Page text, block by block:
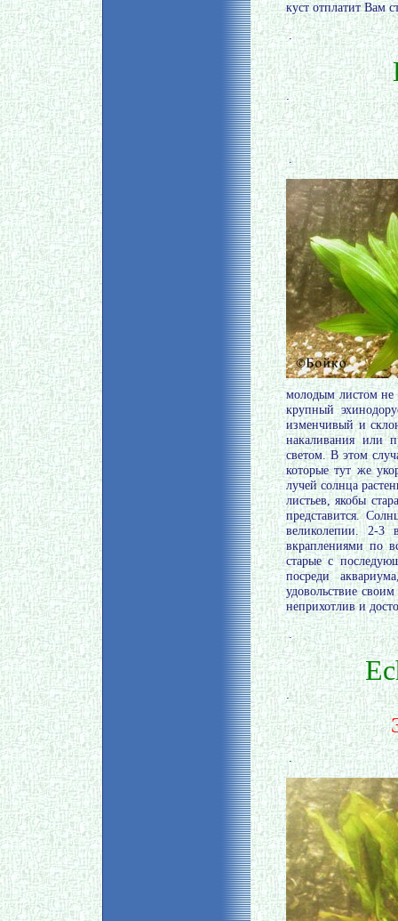
куст отплатит Вам
.
.
.
молодым листом не
крупный
изменчивый и
накаливания или
светом. В этом
которые тут же
лучей солнца
листьев, якобы
представится.
великолепии. 2-3
вкраплениями по
старые с
посреди
удовольствие
неприхотлив и
.
.